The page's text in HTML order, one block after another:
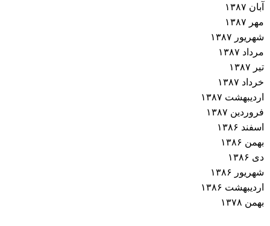
آبان ۱۳۸۷
مهر ۱۳۸۷
شهریور ۱۳۸۷
مرداد ۱۳۸۷
تیر ۱۳۸۷
خرداد ۱۳۸۷
اردیبهشت ۱۳۸۷
فروردین ۱۳۸۷
اسفند ۱۳۸۶
بهمن ۱۳۸۶
دی ۱۳۸۶
شهریور ۱۳۸۶
اردیبهشت ۱۳۸۶
بهمن ۱۳۷۸